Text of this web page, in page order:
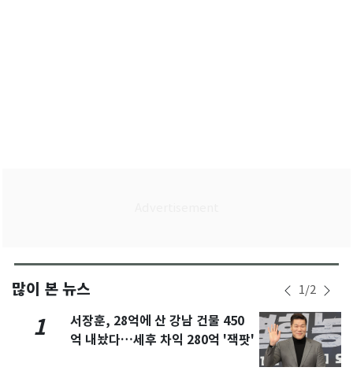
많이 본 뉴스 1/2
1
서장훈, 28억에 산 강남 건물 450
억 내놨다…세후 차익 280억 '잭팟'